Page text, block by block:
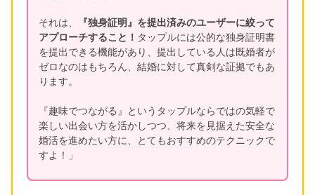
それは、
『独身証明』を提出済みのユーザーに絞って
アプローチすること！ タップルには公的な独身証明書
を提出できる機能があり、提出している人は既婚者が
ゼロなのはもちろん、結婚に対して真剣な証拠でもあ
ります。
『趣味でつながる』というタップルならではの気軽で
楽しい出会い方を活かしつつ、将来を見据えた安全な
婚活を進めたい方に、とてもおすすめのテクニックで
すよ！」